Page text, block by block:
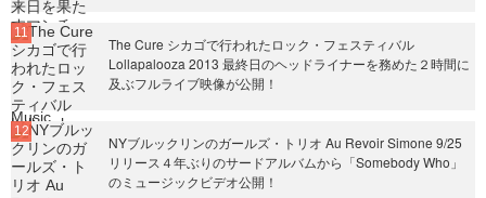
The Cure シカゴで行われたロック・フェスティバル
Lollapalooza 2013 最終日のヘッドライナーを務めた２時間に
及ぶフルライブ映像が公開！
NYブルックリンのガールズ・トリオ Au Revoir Simone 9/25
リリース４年ぶりのサードアルバムから「Somebody Who」
のミュージックビデオ公開！